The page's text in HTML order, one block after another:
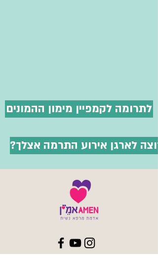
לתרומה לקמפיין מימון ההמונים
?רוצה לארגן אירוע התרמה אצלך